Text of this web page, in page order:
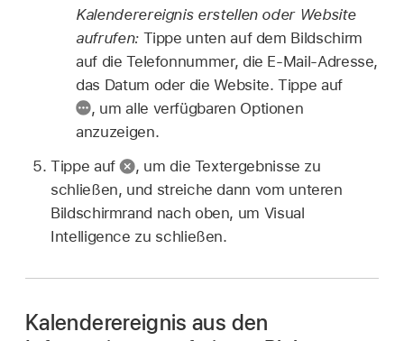
Kalenderereignis erstellen oder Website
aufrufen:Tippe unten auf dem Bildschirm
auf die Telefonnummer, die E-Mail-Adresse,
das Datum oder die Website. Tippe auf
, um alle verfügbaren Optionen
anzuzeigen.
Tippe auf
, um die Textergebnisse zu
schließen, und streiche dann vom unteren
Bildschirmrand nach oben, um Visual
Intelligence zu schließen.
Kalenderereignis aus den